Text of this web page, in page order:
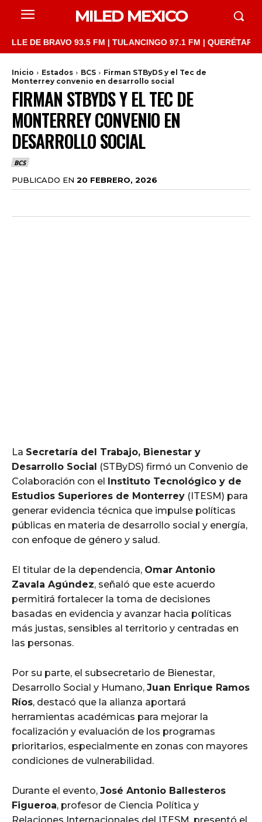
MILED MEXICO
DE BRAVO 93.5 FM | TULANCINGO 97.1 FM | QUERÉTARO
Inicio Estados BCS
Firman STByDS y el Tec de
Monterrey convenio en desarrollo social
FIRMAN STBYDS Y EL TEC DE
MONTERREY CONVENIO EN
DESARROLLO SOCIAL
BCS
PUBLICADO EN 20 FEBRERO, 2026
La Secretaría del Trabajo, Bienestar y
Desarrollo Social (STByDS) firmó un Convenio de
Colaboración con el Instituto Tecnológico y de
Estudios Superiores de Monterrey (ITESM) para
generar evidencia técnica que impulse políticas
públicas en materia de desarrollo social y energía,
con enfoque de género y salud.
El titular de la dependencia, Omar Antonio
Zavala Agúndez, señaló que este acuerdo
permitirá fortalecer la toma de decisiones
basadas en evidencia y avanzar hacia políticas
más justas, sensibles al territorio y centradas en
las personas.
Por su parte, el subsecretario de Bienestar,
Desarrollo Social y Humano, Juan Enrique Ramos
Ríos, destacó que la alianza aportará
herramientas académicas para mejorar la
focalización y evaluación de los programas
prioritarios, especialmente en zonas con mayores
condiciones de vulnerabilidad.
Durante el evento, José Antonio Ballesteros
Figueroa, profesor de Ciencia Política y